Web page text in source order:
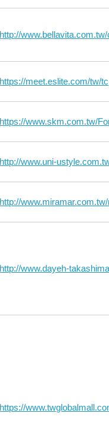
http://
https://meet.eslite.com/tw/tc
https://www.skm.com.tw/
http://www.uni-
http://
http://www.dayeh-
https://